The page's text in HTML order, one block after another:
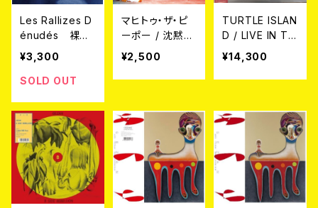
Les Rallizes D
énudés 裸の
ラリーズ / 屋根
裏 YaneUra Se
pt.'80 - CD
¥3,300
SOLD OUT
マヒトゥ・ザ・ピ
ーポー / 沈黙の
次に美しい日々
CD
¥2,500
TURTLE ISLAN
D / LIVE IN TU
RTLE ISLAND
(3LP)
¥14,300